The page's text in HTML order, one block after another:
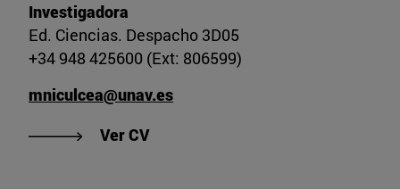
Investigadora
Ed. Ciencias. Despacho 3D05
+34 948 425600 (Ext: 806599)
mniculcea@unav.es
Ver CV"Ver CV de María Movila"